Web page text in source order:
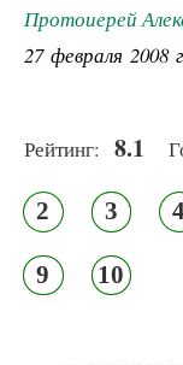
Протоиерей
27 февраля 2008
Рейтинг: 8.1
2 3 4
9 10